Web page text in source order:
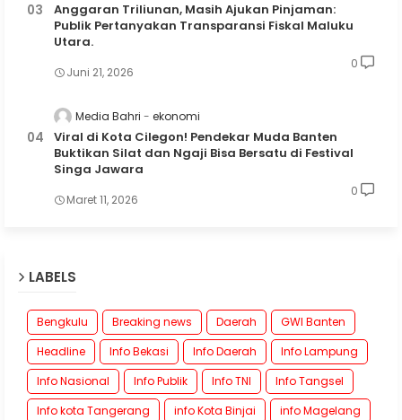
Anggaran Triliunan, Masih Ajukan Pinjaman:
Publik Pertanyakan Transparansi Fiskal Maluku
Utara.
Juni 21, 2026
0
Media Bahri ekonomi
Viral di Kota Cilegon! Pendekar Muda Banten
Buktikan Silat dan Ngaji Bisa Bersatu di Festival
Singa Jawara
Maret 11, 2026
0
LABELS
Bengkulu Breaking news Daerah
GWI Banten
Headline
Info Bekasi Info Daerah
Info Lampung
Info Nasional
Info Publik Info TNI
Info Tangsel
Info kota Tangerang
info Kota Binjai
info Magelang